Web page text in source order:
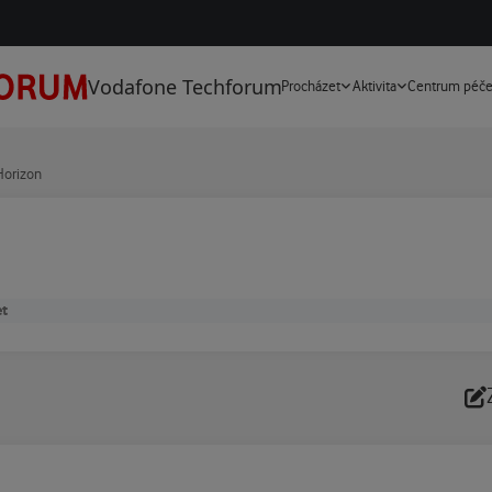
Vodafone TechforumProcházet Aktivita Centrum péče